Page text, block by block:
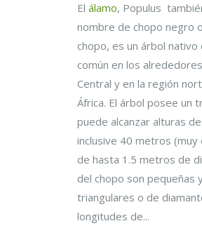
El álamo, Populus
nombre de chopo negro
chopo, es un árbol
común en los
Central y en la región
África. El árbol posee un
puede alcanzar alturas
inclusive 40 metros
de hasta 1.5 metros de
del chopo son pequeñas
triangulares o de
longitudes de...